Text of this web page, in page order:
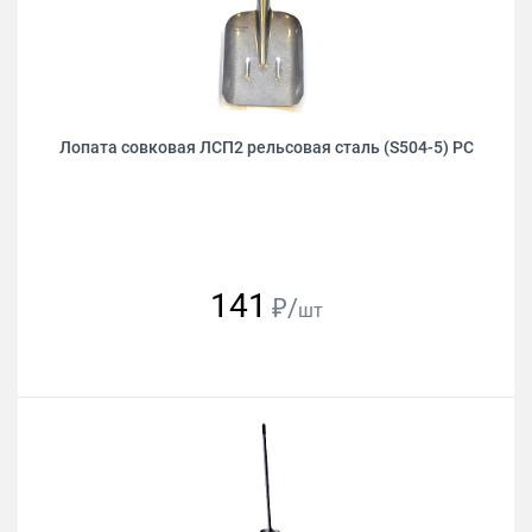
Лопата совковая ЛСП2 рельсовая сталь (S504-5) РС
141 ₽/шт